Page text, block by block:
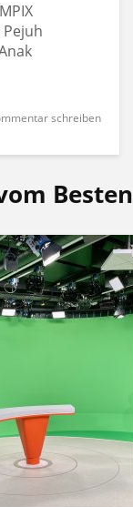
schreiben
Besten